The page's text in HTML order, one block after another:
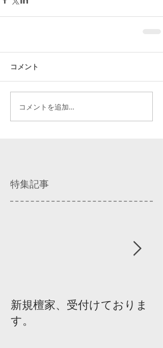
コメント
コメントを追加…
特集記事
新規檀家、受付けておりま
す。